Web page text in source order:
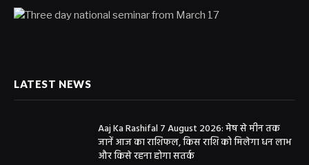
LATEST NEWS
Aaj Ka Rashifal 7 August 2026: मेष से मीन तक
जानें आज का राशिफल, किस राशि को मिलेगा धन लाभ
और किसे रहना होगा सतर्क